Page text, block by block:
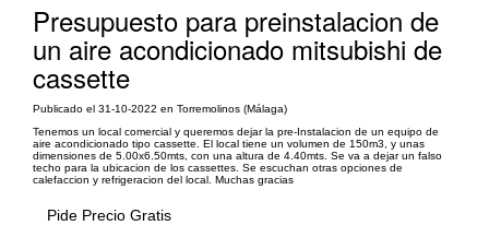
Presupuesto para preinstalacion de
un aire acondicionado mitsubishi de
cassette
Publicado el 31-10-2022 en Torremolinos (Málaga)
Tenemos un local comercial y queremos dejar la pre-Instalacion de un equipo de
aire acondicionado tipo cassette. El local tiene un volumen de 150m3, y unas
dimensiones de 5.00x6.50mts, con una altura de 4.40mts. Se va a dejar un falso
techo para la ubicacion de los cassettes. Se escuchan otras opciones de
calefaccion y refrigeracion del local. Muchas gracias
Pide Precio Gratis